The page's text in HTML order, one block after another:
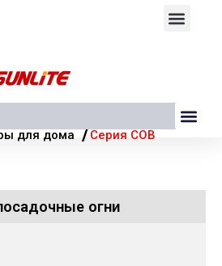
для дома /Серия COB
огни